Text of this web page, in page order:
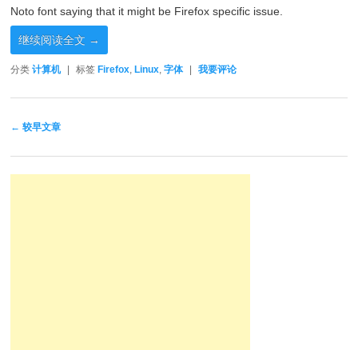
Noto font saying that it might be Firefox specific issue.
继续阅读全文 →
分类 计算机 标签 Firefox, Linux,字体 我要评论
文章导航
← 较早文章